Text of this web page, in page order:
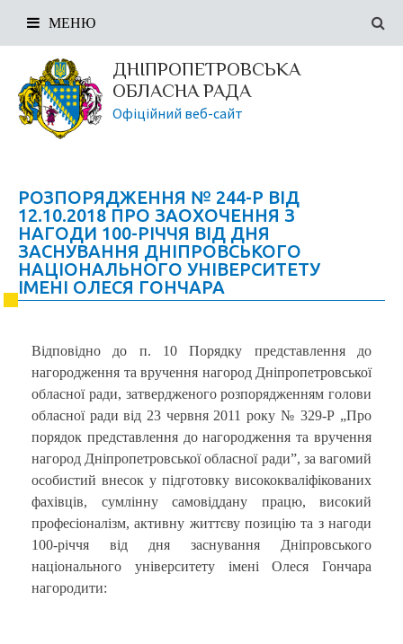
ДНІПРОПЕТРОВСЬКА
ОБЛАСНА РАДА
Офіційний веб-сайт
МЕНЮ
РОЗПОРЯДЖЕННЯ № 244-Р ВІД
12.10.2018 ПРО ЗАОХОЧЕННЯ З
НАГОДИ 100-РІЧЧЯ ВІД ДНЯ
ЗАСНУВАННЯ ДНІПРОВСЬКОГО
НАЦІОНАЛЬНОГО УНІВЕРСИТЕТУ
ІМЕНІ ОЛЕСЯ ГОНЧАРА
Відповідно до п. 10 Порядку представлення до
нагородження та вручення нагород Дніпропетровської
обласної ради, затвердженого розпорядженням голови
обласної ради від 23 червня 2011 року № 329-Р „Про
порядок представлення до нагородження та вручення
нагород Дніпропетровської обласної ради”, за вагомий
особистий внесок у підготовку висококваліфікованих
фахівців, сумлінну самовіддану працю, високий
професіоналізм, активну життєву позицію та з нагоди
100-річчя від дня заснування Дніпровського
національного університету імені Олеся Гончара
нагородити: